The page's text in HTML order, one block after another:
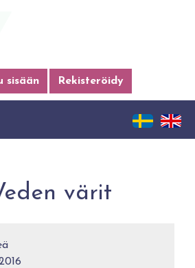
sisään Rekisteröidy
värit